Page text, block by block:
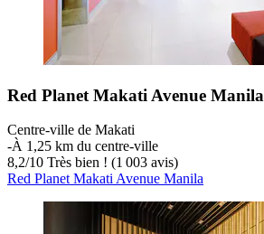
Red Planet Makati Avenue Manila
Centre-ville de Makati
‐À 1,25 km du centre-ville
8,2/10 Très bien ! (1 003 avis)
Red Planet Makati Avenue Manila